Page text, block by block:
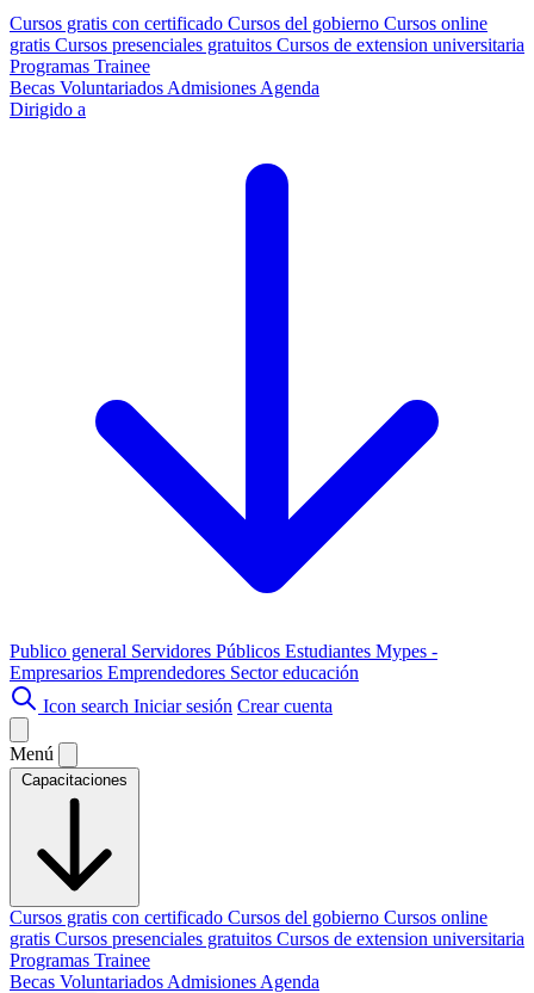
Cursos gratis con certificado Cursos del gobierno Cursos online
gratis Cursos presenciales gratuitos Cursos de extension universitaria
Programas Trainee
Becas Voluntariados Admisiones Agenda
Dirigido a
Publico general Servidores Públicos Estudiantes Mypes -
Empresarios Emprendedores Sector educación
Icon search Iniciar sesión Crear cuenta
Menú
Capacitaciones
Cursos gratis con certificado Cursos del gobierno Cursos online
gratis Cursos presenciales gratuitos Cursos de extension universitaria
Programas Trainee
Becas Voluntariados Admisiones Agenda